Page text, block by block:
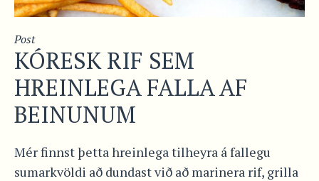
Post
KÓRESK RIF SEM
HREINLEGA FALLA AF
BEINUNUM
Mér finnst þetta hreinlega tilheyra á fallegu
sumarkvöldi að dundast við að marinera rif, grilla